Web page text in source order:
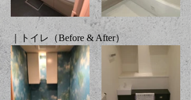
｜トイレ（Before & After）